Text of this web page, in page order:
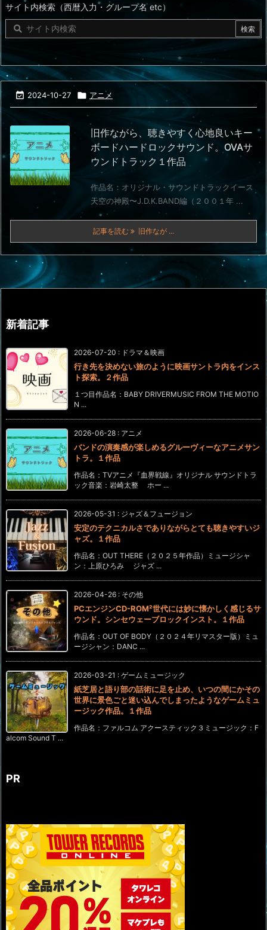
サイト内検索（西暦入力・グループ名 etc）
 2024-10-27  アニメ
旧作ながら、聴きやすく心地良いキー
ボードハードロックサウンド。OVAサ
ウンドトラック１作品
作品名：オリジナル・サウンドトラックイース
天空の神殿〜J.D.K.BAND編（２００１年 ...
記事を読む 旧作なが ...
新着記事
2026-07-20 : ドラマ＆映画
行き先を決めない旅のように映画サントラ内をインス
ト探索。２作品
１つ目作品名：BABY DRIVERMUSIC FROM THE MOTIO
N ...
2026-06-28 : アニメ
バンドの演奏感が楽しめるグルーヴィーなアニメサン
トラ。１作品
作品名：TVアニメ『血界戦線』オリジナル サウンドトラ
ック音楽：岩崎太整 ホー ...
2026-05-31 : ジャズ＆フュージョン
安定のテクニカルさでありながらとても聴きやすいジ
ャズ。１作品
作品名：OUT THERE（２０２５年作品）ミュージシャ
ン：上原ひろみ ジャズ ...
2026-04-26 : その他
PCエンジンCD-ROM²世代には妙に懐かしく感じるサ
ウンド。シンセウェーブロックインスト。１作品
作品名：OUT OF BODY（２０２４年リマスター版）ミュ
ージシャン：DANC ...
2026-03-21 : ゲームミュージック
紙芝居と語り部の話術に足を止め、いつの間にかその
世界に景色ごと迷い込んでしまったようなゲームミュ
ージック作品。１作品
作品名：ファルコム アクースティック３ミュージック：F
alcom Sound T ...
PR